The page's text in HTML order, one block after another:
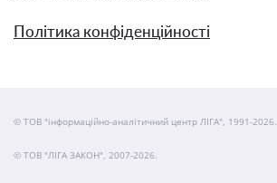
Політика конфіденційності
© ТОВ "інформаційно-аналітичний центр ЛІГА", 1991-2026.
© ТОВ "ЛІГА ЗАКОН", 2007-2026.